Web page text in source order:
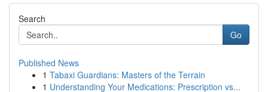
Search
Go
Published News
1 Tabaxi Guardians: Masters of the Terrain
1 Understanding Your Medications: Prescription vs...